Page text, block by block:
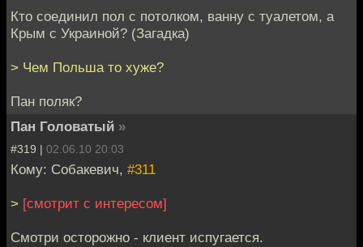
Кто соединил пол с потолком, ванну с туалетом, а
Крым с Украиной? (Загадка)
> Чем Польша то хуже?
Пан поляк?
Пан Головатый »
#319 | 02.06.10 20:03
Кому: Собакевич, #311
> [смотрит с интересом]
Смотри осторожно - клиент испугается.